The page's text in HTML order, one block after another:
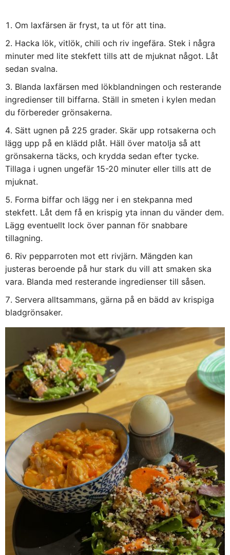
Om laxfärsen är fryst, ta ut för att tina.
Hacka lök, vitlök, chili och riv ingefära. Stek i några
minuter med lite stekfett tills att de mjuknat något. Låt
sedan svalna.
Blanda laxfärsen med lökblandningen och resterande
ingredienser till biffarna. Ställ in smeten i kylen medan
du förbereder grönsakerna.
Sätt ugnen på 225 grader. Skär upp rotsakerna och
lägg upp på en klädd plåt. Häll över matolja så att
grönsakerna täcks, och krydda sedan efter tycke.
Tillaga i ugnen ungefär 15-20 minuter eller tills att de
mjuknat.
Forma biffar och lägg ner i en stekpanna med
stekfett. Låt dem få en krispig yta innan du vänder dem.
Lägg eventuellt lock över pannan för snabbare
tillagning.
Riv pepparroten mot ett rivjärn. Mängden kan
justeras beroende på hur stark du vill att smaken ska
vara. Blanda med resterande ingredienser till såsen.
Servera alltsammans, gärna på en bädd av krispiga
bladgrönsaker.